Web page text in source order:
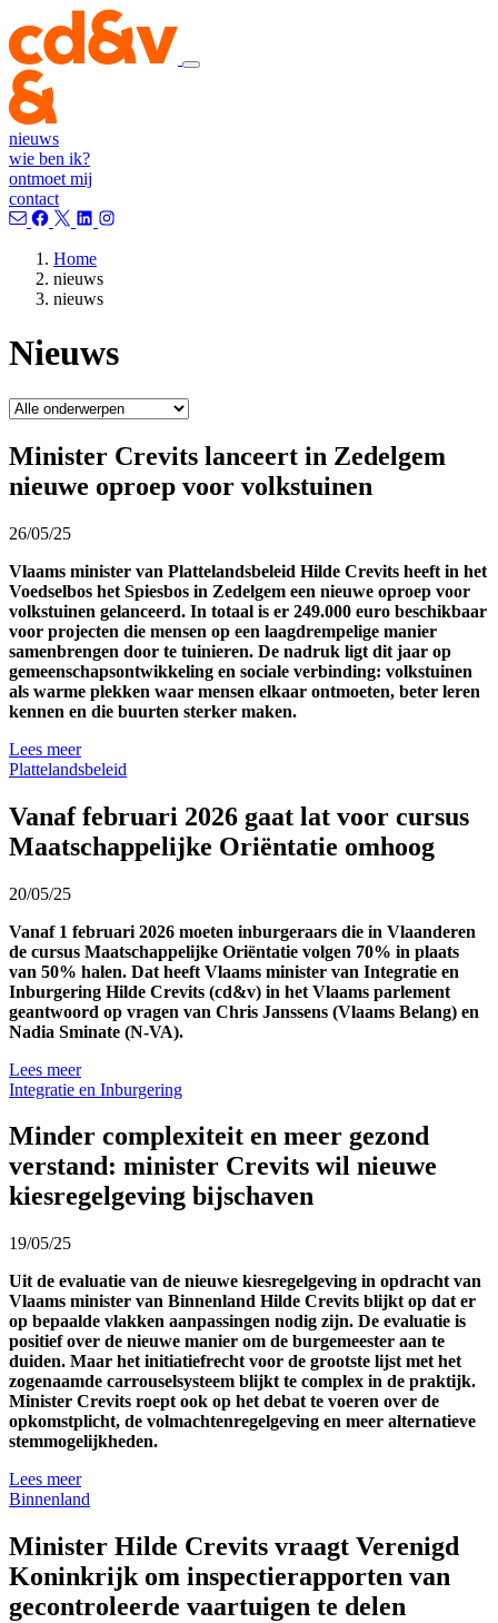
nieuws
wie ben ik?
ontmoet mij
contact
Home
nieuws
nieuws
Nieuws
Minister Crevits lanceert in Zedelgem
nieuwe oproep voor volkstuinen
26/05/25
Vlaams minister van Plattelandsbeleid Hilde Crevits heeft in het
Voedselbos het Spiesbos in Zedelgem een nieuwe oproep voor
volkstuinen gelanceerd. In totaal is er 249.000 euro beschikbaar
voor projecten die mensen op een laagdrempelige manier
samenbrengen door te tuinieren. De nadruk ligt dit jaar op
gemeenschapsontwikkeling en sociale verbinding: volkstuinen
als warme plekken waar mensen elkaar ontmoeten, beter leren
kennen en die buurten sterker maken.
Lees meer
Plattelandsbeleid
Vanaf februari 2026 gaat lat voor cursus
Maatschappelijke Oriëntatie omhoog
20/05/25
Vanaf 1 februari 2026 moeten inburgeraars die in Vlaanderen
de cursus Maatschappelijke Oriëntatie volgen 70% in plaats
van 50% halen. Dat heeft Vlaams minister van Integratie en
Inburgering Hilde Crevits (cd&v) in het Vlaams parlement
geantwoord op vragen van Chris Janssens (Vlaams Belang) en
Nadia Sminate (N-VA).
Lees meer
Integratie en Inburgering
Minder complexiteit en meer gezond
verstand: minister Crevits wil nieuwe
kiesregelgeving bijschaven
19/05/25
Uit de evaluatie van de nieuwe kiesregelgeving in opdracht van
Vlaams minister van Binnenland Hilde Crevits blijkt op dat er
op bepaalde vlakken aanpassingen nodig zijn. De evaluatie is
positief over de nieuwe manier om de burgemeester aan te
duiden. Maar het initiatiefrecht voor de grootste lijst met het
zogenaamde carrouselsysteem blijkt te complex in de praktijk.
Minister Crevits roept ook op het debat te voeren over de
opkomstplicht, de volmachtenregelgeving en meer alternatieve
stemmogelijkheden.
Lees meer
Binnenland
Minister Hilde Crevits vraagt Verenigd
Koninkrijk om inspectierapporten van
gecontroleerde vaartuigen te delen